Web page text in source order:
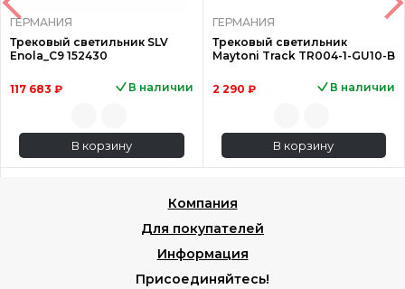
ГЕРМАНИЯ
Трековый светильник SLV
Enola_C9 152430
117 683 ₽ В наличии
В корзину
ГЕРМАНИЯ
Трековый светильник
Maytoni Track TR004-1-GU10-B
2 290 ₽ В наличии
В корзину
Компания
Для покупателей
Информация
Присоединяйтесь!